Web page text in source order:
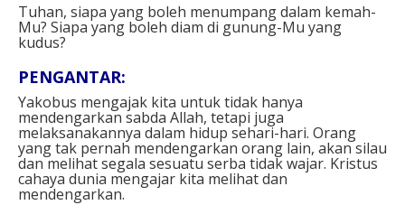
Tuhan, siapa yang boleh menumpang dalam kemah-
Mu? Siapa yang boleh diam di gunung-Mu yang
kudus?
PENGANTAR:
Yakobus mengajak kita untuk tidak hanya
mendengarkan sabda Allah, tetapi juga
melaksanakannya dalam hidup sehari-hari. Orang
yang tak pernah mendengarkan orang lain, akan silau
dan melihat segala sesuatu serba tidak wajar. Kristus
cahaya dunia mengajar kita melihat dan
mendengarkan.